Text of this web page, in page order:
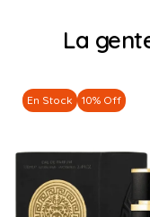
La
En Stock 10% Off